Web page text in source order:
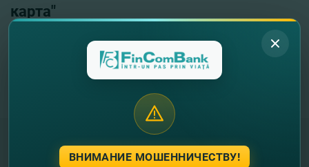
карта"
страховщиком ущерба, причиненного третьим лицам;
комплексные решения по страхованию благодаря
сотрудничеству с надежной компанией,
международном рынке.
ВНИМАНИЕ МОШЕННИЧЕСТВУ!